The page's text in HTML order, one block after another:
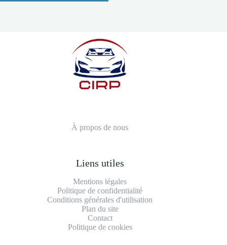
À propos de nous
Liens utiles
Mentions légales
Politique de confidentialité
Conditions générales d'utilisation
Plan du site
Contact
Politique de cookies